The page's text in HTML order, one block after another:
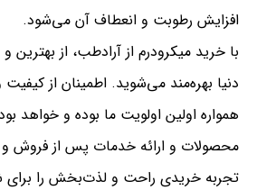
افزایش رطوبت و انعطاف آن می‌شود.
با خرید میکرودرم از آرادطب، از بهترین
دنیا بهره‌مند می‌شوید. اطمینان از
همواره اولین اولویت ما بوده و خواهد
محصولات و ارائه خدمات پس از فروش و
تجربه خریدی راحت و لذت‌بخش را برای